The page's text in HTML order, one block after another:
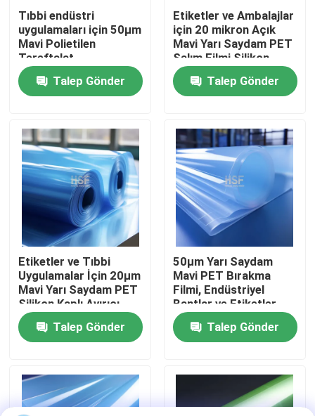
Ana sayfa
Ürünler
VİDEOLAR
Hakkımızda
Fabrika turu
Kalite kontrol
Bize ulaşın
Teklif isteği
Düşük yoğunluklu polietilen filmi
Tıbbi endüstri
uygulamaları için 50μm
Mavi Polietilen
Tereftalat
Serbestleme Filmi
Talep Gönder
Etiketler ve Ambalajlar
için 20 mikron Açık
Mavi Yarı Saydam PET
Salım Filmi Silikon
Kaplı
Talep Gönder
Etiketler ve Tıbbi
Uygulamalar İçin 20µm
Mavi Yarı Saydam PET
Silikon Kaplı Ayırıcı
Film
Talep Gönder
50µm Yarı Saydam
Mavi PET Bırakma
Filmi, Endüstriyel
Bantlar ve Etiketler
İçin Yüksek Çekme
DayanımlıTalep Gönder